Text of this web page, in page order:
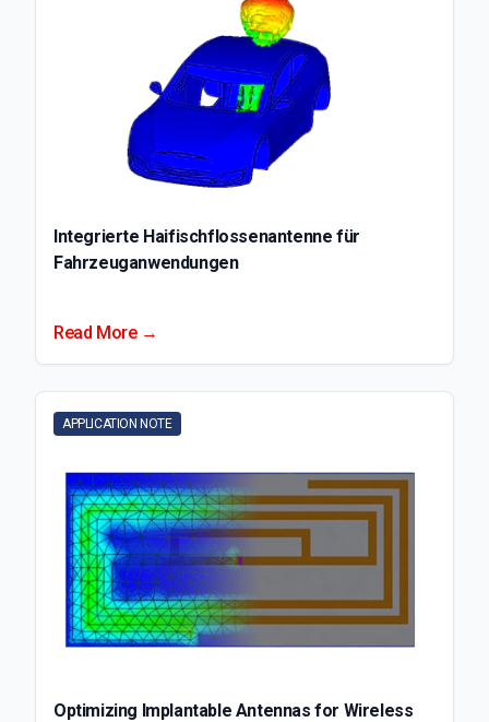
Integrierte Haifischflossenantenne für
Fahrzeuganwendungen
Read More →
APPLICATION NOTE
Optimizing Implantable Antennas for Wireless